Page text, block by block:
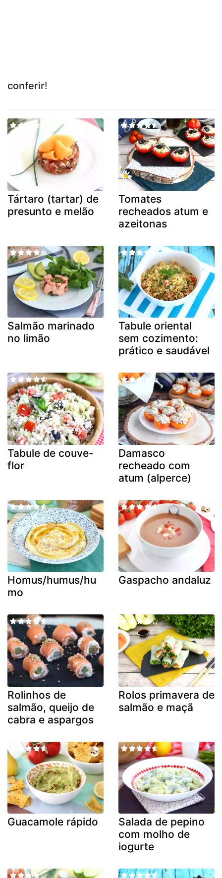
conferir!
Tártaro (tartar) de
presunto e melão
Tomates
recheados atum e
azeitonas
Salmão marinado
no limão
Tabule oriental
sem cozimento:
prático e saudável
Tabule de couve-
flor
Damasco
recheado com
atum (alperce)
Homus/humus/hu
mo
Gaspacho andaluz
Rolinhos de
salmão, queijo de
cabra e aspargos
Rolos primavera de
salmão e maçã
Guacamole rápido
Salada de pepino
com molho de
iogurte